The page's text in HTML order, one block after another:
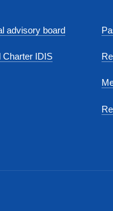
advisory board
Charter IDIS